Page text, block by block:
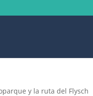
y la ruta del Flysch